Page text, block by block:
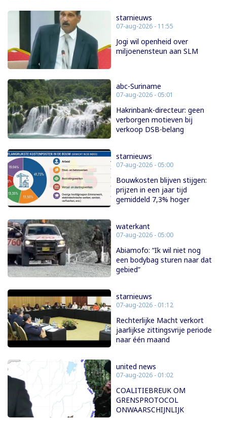
starnieuws
07-aug-2026 - 11:55
Jogi wil openheid over
miljoenensteun aan SLM
abc-Suriname
07-aug-2026 - 05:01
Hakrinbank-directeur: geen
verborgen motieven bij
verkoop DSB-belang
starnieuws
07-aug-2026 - 05:00
Bouwkosten blijven stijgen:
prijzen in een jaar tijd
gemiddeld 7,3% hoger
waterkant
07-aug-2026 - 05:00
Abiamofo: “Ik wil niet nog
een bodybag sturen naar dat
gebied”
starnieuws
07-aug-2026 - 01:12
Rechterlijke Macht verkort
jaarlijkse zittingsvrije periode
naar één maand
united news
07-aug-2026 - 01:02
COALITIEBREUK OM
GRENSPROTOCOL
ONWAARSCHIJNLIJK